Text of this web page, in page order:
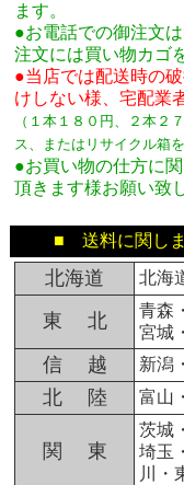
ます。
●お電話での御注文
注文には買い物カゴ
●当店では配送時の
けしない様、宅配業
（１本１８０円、２本２
ス、またはリサイクル箱
●お買い物の仕方に
頂きます様お願い致
■ 送料に関し
北海道 北海
東 北
青森
宮城
信 越 新潟
北 陸 富山
関 東
茨城
埼玉
川・